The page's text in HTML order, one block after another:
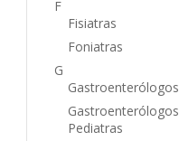
F
Fisiatras
Foniatras
G
Gastroenterólogos
Gastroenterólogos
Pediatras